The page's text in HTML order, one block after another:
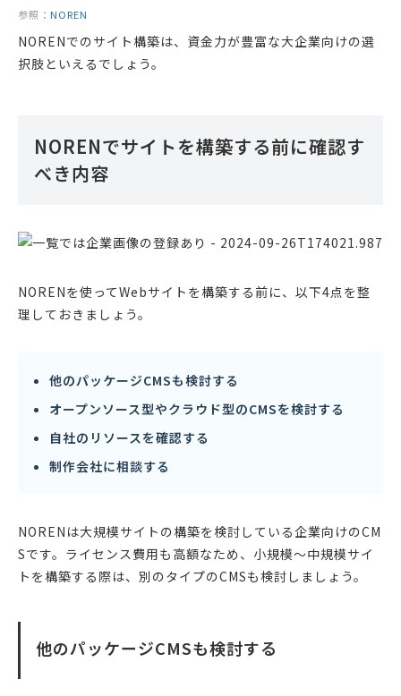
参照： NOREN
NORENでのサイト構築は、資金力が豊富な大企業向けの選
択肢といえるでしょう。
NORENでサイトを構築する前に確認す
べき内容
NORENを使ってWebサイトを構築する前に、以下4点を整
理しておきましょう。
他のパッケージCMSも検討する
オープンソース型やクラウド型のCMSを検討する
自社のリソースを確認する
制作会社に相談する
NORENは大規模サイトの構築を検討している企業向けのCM
Sです。ライセンス費用も高額なため、小規模〜中規模サイ
トを構築する際は、別のタイプのCMSも検討しましょう。
他のパッケージCMSも検討する